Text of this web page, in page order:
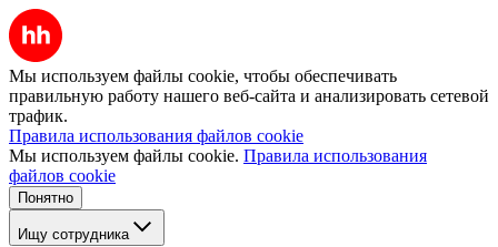
Мы используем файлы cookie, чтобы обеспечивать
правильную работу нашего веб-сайта и анализировать сетевой
трафик.
Правила использования файлов cookie
Мы используем файлы cookie. Правила использования
файлов cookie
Понятно
Ищу сотрудника